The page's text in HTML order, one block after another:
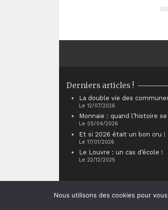
Derniers articles !
La double vie des
Le 12/07/2026
Monnaie : quand l’histoire
Le 05/04/2026
Et si 2026 était un bon cru !
Le 17/01/2026
Le Louvre : un cas d’école !
Le 22/12/2025
Nous utilisons des cookies pour